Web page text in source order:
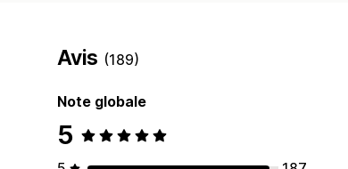
Avis (189)
Note globale
5